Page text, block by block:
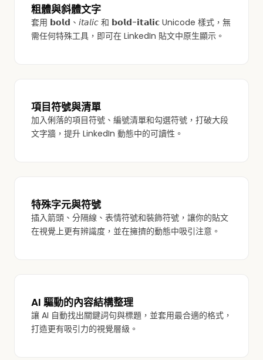
粗體與斜體文字
套用 𝗯𝗼𝗹𝗱、𝘪𝘵𝘢𝘭𝘪𝘤 和 𝗯𝗼𝗹𝗱-𝗶𝘁𝗮𝗹𝗶𝗰 Unicode 樣式，無
需任何特殊工具，即可在 LinkedIn 貼文中原生顯示。
項目符號與清單
加入俐落的項目符號、編號清單和勾選符號，打破大段
文字牆，提升 LinkedIn 動態中的可讀性。
特殊字元與符號
插入箭頭、分隔線、表情符號和裝飾符號，讓你的貼文
在視覺上更有辨識度，並在擁擠的動態中吸引注意。
AI 驅動的內容結構整理
讓 AI 自動找出關鍵詞句與標題，並套用最合適的格式，
打造更有吸引力的視覺層級。